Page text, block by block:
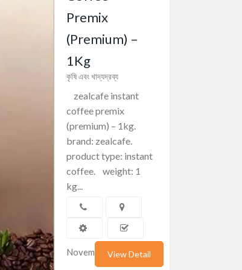
Premix
(Premium) –
1Kg
কৃষি এবং খাদ্যদ্রব্য
zealcafe instant
coffee premix
(premium) – 1kg.
brand: zealcafe.
product type: instant
coffee. weight: 1
kg...
November 30, 2021
View Detail